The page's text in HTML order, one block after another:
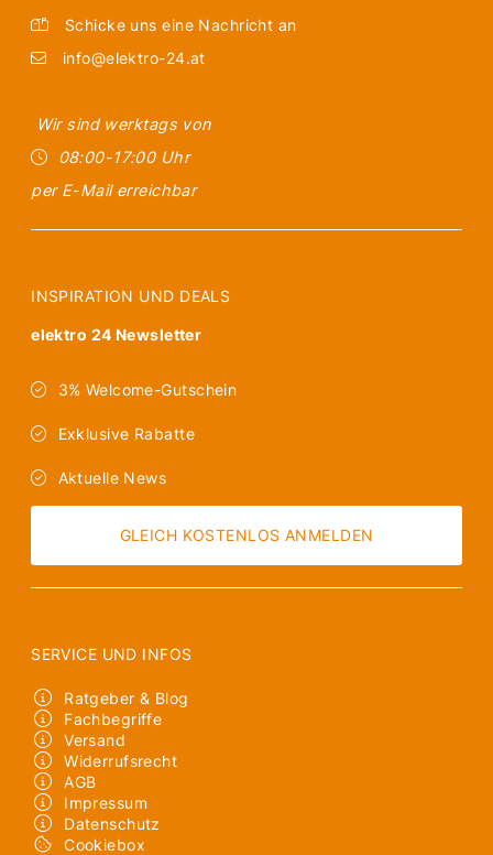
Schicke uns eine Nachricht an
info@elektro-24.at
Wir sind werktags von
08:00-17:00 Uhr
per E-Mail erreichbar
INSPIRATION UND DEALS
elektro 24 Newsletter
3% Welcome-Gutschein
Exklusive Rabatte
Aktuelle News
GLEICH KOSTENLOS ANMELDEN
SERVICE UND INFOS
Ratgeber & Blog
Fachbegriffe
Versand
Widerrufsrecht
AGB
Impressum
Datenschutz
Cookiebox